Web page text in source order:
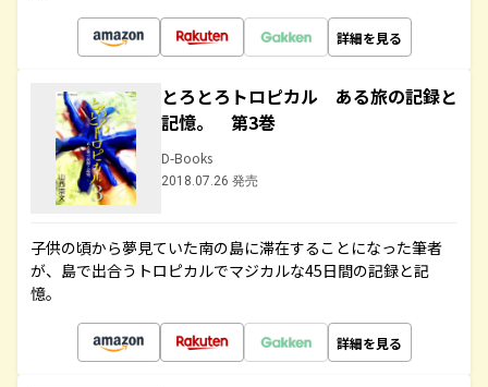
詳細を見る
とろとろトロピカル ある旅の記録と
記憶。 第3巻
D-Books
2018.07.26 発売
子供の頃から夢見ていた南の島に滞在することになった筆者
が、島で出合うトロピカルでマジカルな45日間の記録と記
憶。
詳細を見る